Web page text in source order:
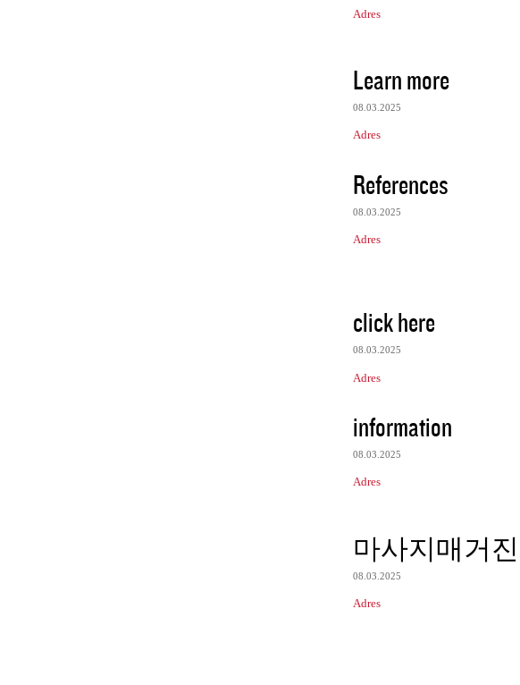
Adres
Learn more
08.03.2025
Adres
References
08.03.2025
Adres
click here
08.03.2025
Adres
information
08.03.2025
Adres
마사지매거진
08.03.2025
Adres